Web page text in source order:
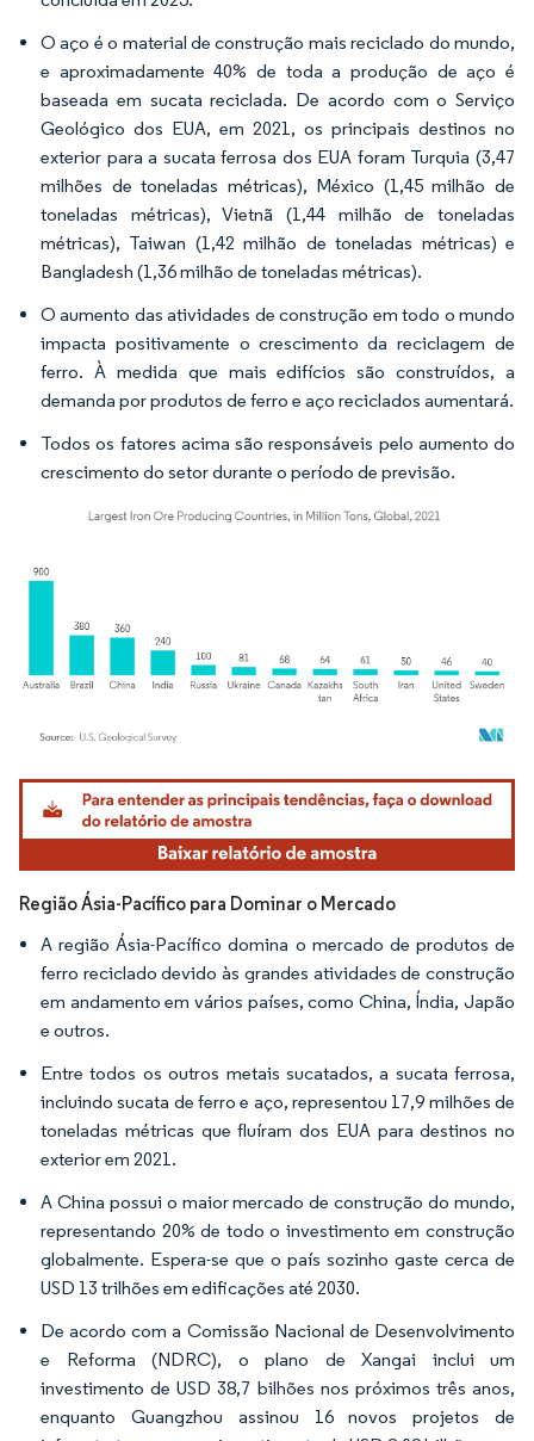
O aço é o material de construção mais reciclado do mundo,
e aproximadamente 40% de toda a produção de aço é
baseada em sucata reciclada. De acordo com o Serviço
Geológico dos EUA, em 2021, os principais destinos no
exterior para a sucata ferrosa dos EUA foram Turquia (3,47
milhões de toneladas métricas), México (1,45 milhão de
toneladas métricas), Vietnã (1,44 milhão de toneladas
métricas), Taiwan (1,42 milhão de toneladas métricas) e
Bangladesh (1,36 milhão de toneladas métricas).
O aumento das atividades de construção em todo o mundo
impacta positivamente o crescimento da reciclagem de
ferro. À medida que mais edifícios são construídos, a
demanda por produtos de ferro e aço reciclados aumentará.
Todos os fatores acima são responsáveis pelo aumento do
crescimento do setor durante o período de previsão.
Imagem © Mordor Intelligence. O reuso requer atribuição conforme CC BY 4.0.
Região Ásia-Pacífico para Dominar o Mercado
A região Ásia-Pacífico domina o mercado de produtos de
ferro reciclado devido às grandes atividades de construção
em andamento em vários países, como China, Índia, Japão
e outros.
Entre todos os outros metais sucatados, a sucata ferrosa,
incluindo sucata de ferro e aço, representou 17,9 milhões de
toneladas métricas que fluíram dos EUA para destinos no
exterior em 2021.
A China possui o maior mercado de construção do mundo,
representando 20% de todo o investimento em construção
globalmente. Espera-se que o país sozinho gaste cerca de
USD 13 trilhões em edificações até 2030.
De acordo com a Comissão Nacional de Desenvolvimento
e Reforma (NDRC), o plano de Xangai inclui um
investimento de USD 38,7 bilhões nos próximos três anos,
enquanto Guangzhou assinou 16 novos projetos de